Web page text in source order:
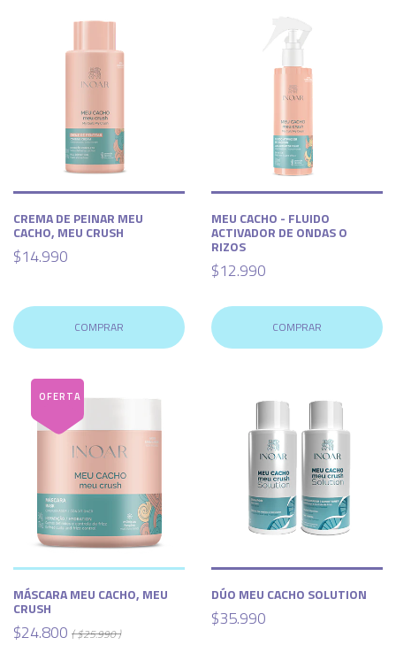
CREMA DE PEINAR MEU
CACHO, MEU CRUSH
$14.990
COMPRAR
MEU CACHO - FLUIDO
ACTIVADOR DE ONDAS O
RIZOS
$12.990
COMPRAR
MÁSCARA MEU CACHO, MEU
CRUSH
$24.800 ( $25.990 )
DÚO MEU CACHO SOLUTION
$35.990